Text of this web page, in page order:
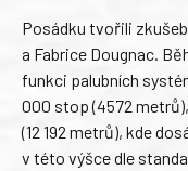
Posádku tvořili
a Fabrice Dougnac.
funkci palubních
000 stop (4572
(12 192 metrů), kde
v této výšce dle